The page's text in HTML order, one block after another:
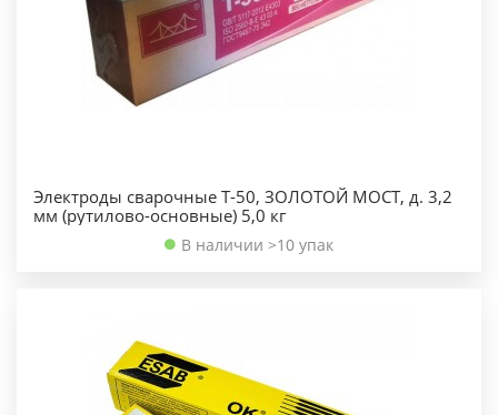
Электроды сварочные Т-50, ЗОЛОТОЙ МОСТ, д. 3,2
мм (рутилово-основные) 5,0 кг
В наличии >10 упак